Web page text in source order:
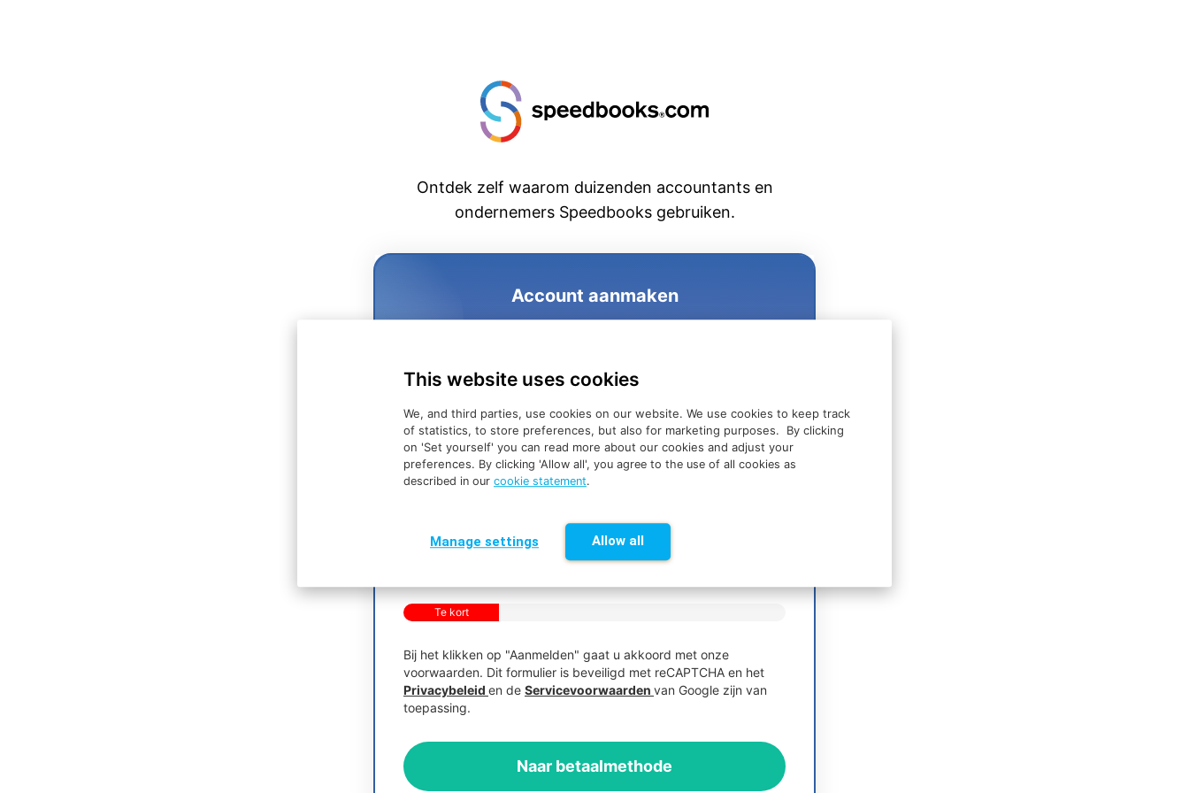
This website uses cookies
We, and third parties, use cookies on our website. We use cookies to keep track
of statistics, to store preferences, but also for marketing purposes. By clicking
on 'Set yourself' you can read more about our cookies and adjust your
preferences. By clicking 'Allow all', you agree to the use of all cookies as
described in our cookie statement.
Manage settings Allow all
Ontdek zelf waarom duizenden accountants en
ondernemers Speedbooks gebruiken.
Account aanmaken
Te kort
Bij het klikken op "Aanmelden" gaat u akkoord met onze
voorwaarden. Dit formulier is beveiligd met reCAPTCHA en het
Privacybeleid en de Servicevoorwaarden van Google zijn van
toepassing.